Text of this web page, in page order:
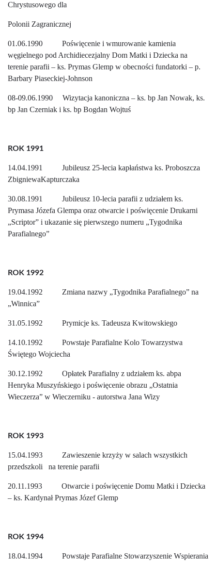
Chrystusowego dla
Polonii Zagranicznej
01.06.1990 Poświęcenie i wmurowanie kamienia
węgielnego pod Archidiecezjalny Dom Matki i Dziecka na
terenie parafii – ks. Prymas Glemp w obecności fundatorki – p.
Barbary Piaseckiej-Johnson
08-09.06.1990 Wizytacja kanoniczna – ks. bp Jan Nowak, ks.
bp Jan Czerniak i ks. bp Bogdan Wojtuś
ROK 1991
14.04.1991 Jubileusz 25-lecia kapłaństwa ks. Proboszcza
ZbigniewaKapturczaka
30.08.1991 Jubileusz 10-lecia parafii z udziałem ks.
Prymasa Józefa Glempa oraz otwarcie i poświęcenie Drukarni
„Scriptor” i ukazanie się pierwszego numeru „Tygodnika
Parafialnego”
ROK 1992
19.04.1992 Zmiana nazwy „Tygodnika Parafialnego” na
„Winnica”
31.05.1992 Prymicje ks. Tadeusza Kwitowskiego
14.10.1992 Powstaje Parafialne Kolo Towarzystwa
Świętego Wojciecha
30.12.1992 Opłatek Parafialny z udziałem ks. abpa
Henryka Muszyńskiego i poświęcenie obrazu „Ostatnia
Wieczerza” w Wieczerniku - autorstwa Jana Wizy
ROK 1993
15.04.1993 Zawieszenie krzyży w salach wszystkich
przedszkoli na terenie parafii
20.11.1993 Otwarcie i poświęcenie Domu Matki i Dziecka
– ks. Kardynał Prymas Józef Glemp
ROK 1994
18.04.1994 Powstaje Parafialne Stowarzyszenie Wspierania